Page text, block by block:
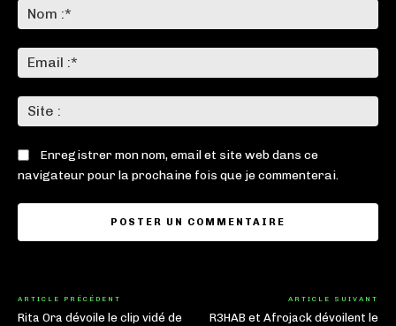
:*
:*
:
Enregistrer mon nom, email et site web dans ce
navigateur pour la prochaine fois que je commenterai.
ARTICLE PRÉCÉDENT
Rita Ora dévoile le clip vidé de
ARTICLE SUIVANT
R3HAB et Afrojack dévoilent le